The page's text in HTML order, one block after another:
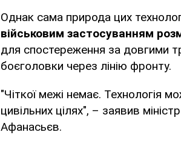
Однак сама природа цих
військовим застосуванням
для спостереження за довгими
боєголовки через лінію фронту.
"Чіткої межі немає. Технологія
цивільних цілях", – заявив
Афанасьєв.